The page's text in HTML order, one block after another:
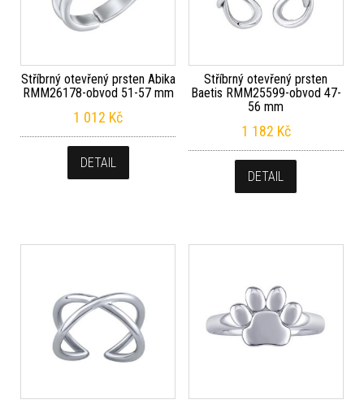
Stříbrný otevřený prsten Abika
RMM26178-obvod 51-57 mm
1 012 Kč
DETAIL
Stříbrný otevřený prsten
Baetis RMM25599-obvod 47-
56 mm
1 182 Kč
DETAIL